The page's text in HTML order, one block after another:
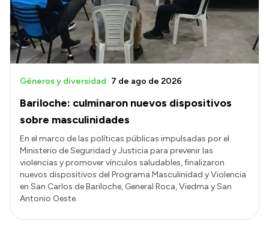
Bariloche: culminaron nuevos dispositivos
sobre masculinidades
Géneros y diversidad 7 de ago de 2026
En el marco de las políticas públicas impulsadas por el
Ministerio de Seguridad y Justicia para prevenir las
violencias y promover vínculos saludables, finalizaron
nuevos dispositivos del Programa Masculinidad y Violencia
en San Carlos de Bariloche, General Roca, Viedma y San
Antonio Oeste.